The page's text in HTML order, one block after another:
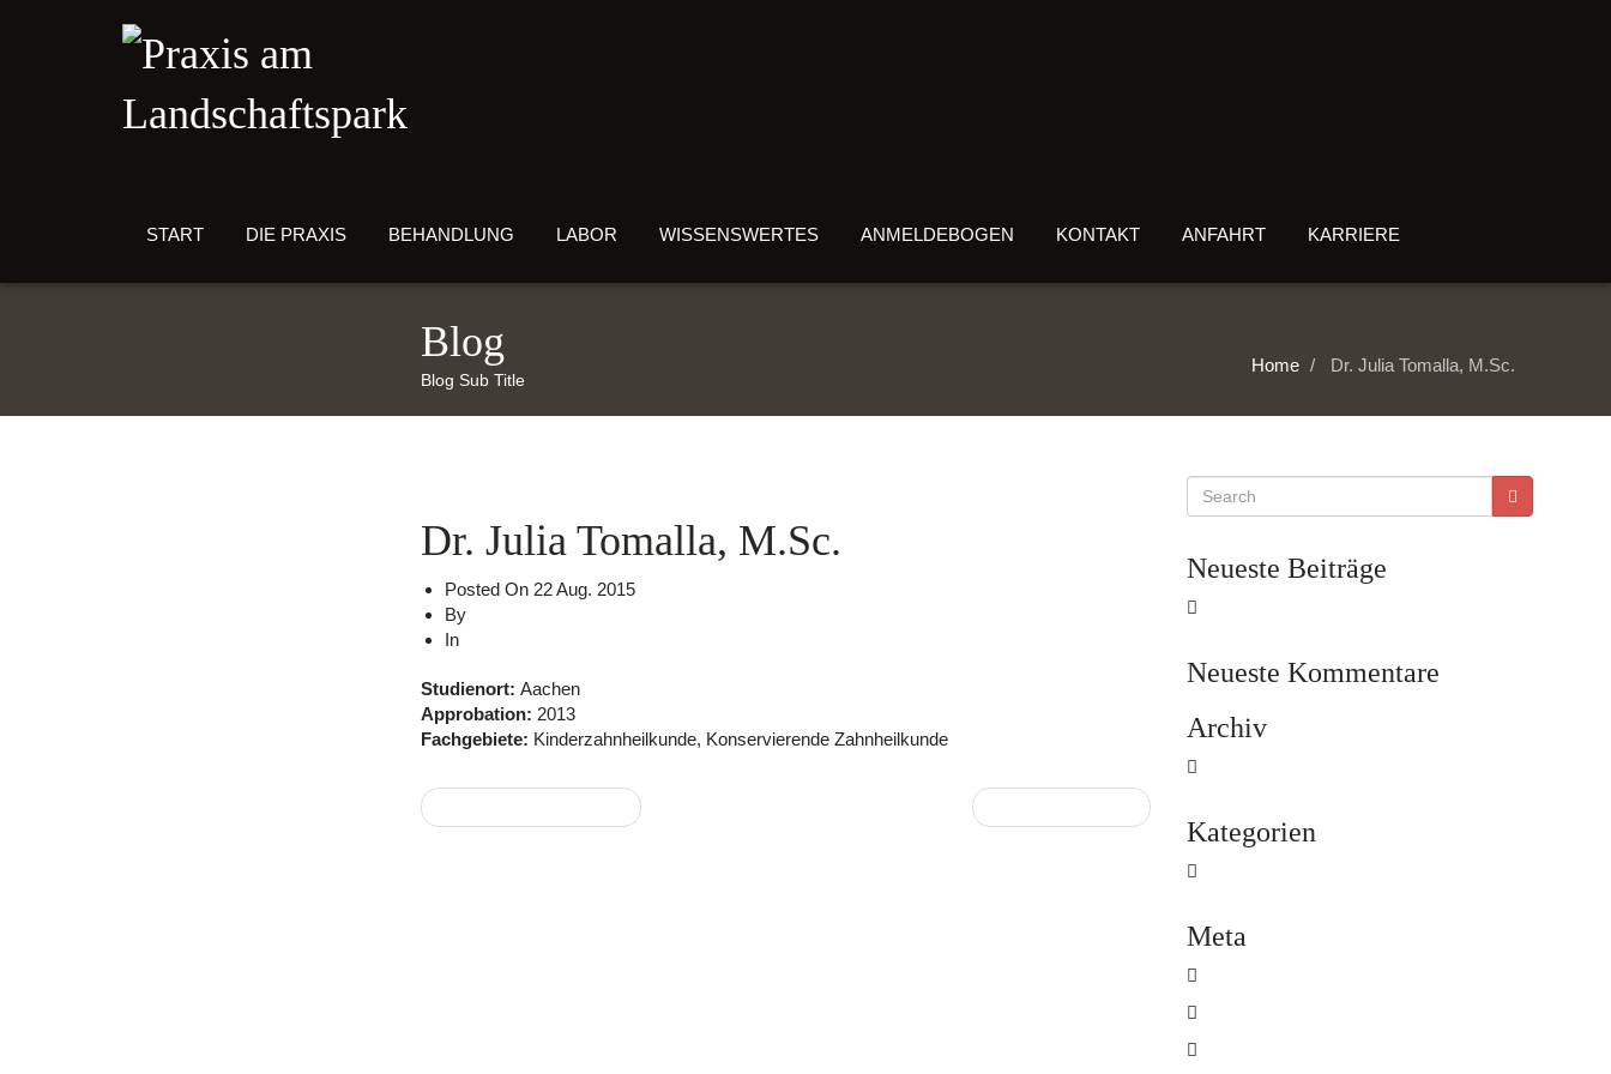
START DIE PRAXIS BEHANDLUNG LABOR WISSENSWERTES ANMELDEBOGEN KONTAKT ANFAHRT KARRIERE
Blog
Blog Sub Title
Home Dr. Julia Tomalla, M.Sc.
Dr. Julia Tomalla, M.Sc.
Posted On 22 Aug. 2015
By
In
Studienort: Aachen
Approbation: 2013
Fachgebiete: Kinderzahnheilkunde, Konservierende Zahnheilkunde
Neueste Beiträge
Neueste Kommentare
Archiv
Kategorien
Meta